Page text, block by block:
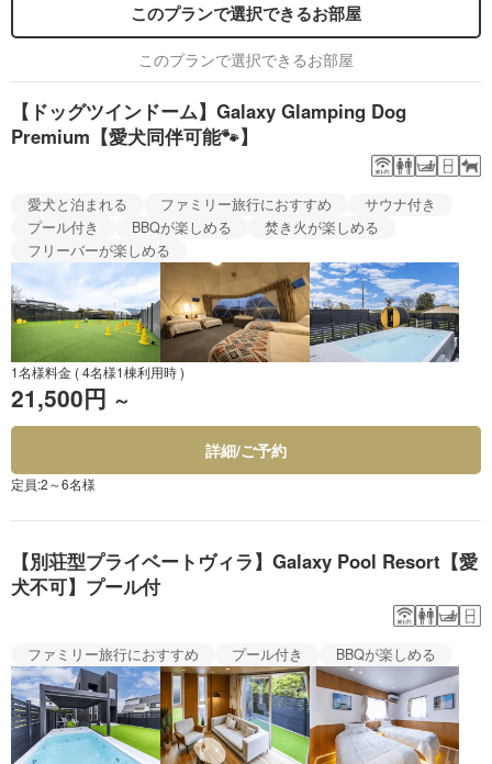
このプランで選択できるお部屋
このプランで選択できるお部屋
【ドッグツインドーム】Galaxy Glamping Dog
Premium【愛犬同伴可能🐾】
愛犬と泊まれる ファミリー旅行におすすめ
サウナ付き
プール付き
BBQが楽しめる
焚き火が楽しめる
フリーバーが楽しめる
1名様料金 ( 4名様1棟利用時 )
21,500円 ～
詳細/ご予約
定員:2～6名様
【別荘型プライベートヴィラ】Galaxy Pool Resort【愛
犬不可】プール付
ファミリー旅行におすすめ プール付き BBQが楽しめる